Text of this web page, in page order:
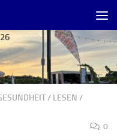
/ LESEN /
0